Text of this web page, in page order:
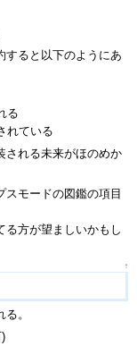
すると以下のようにあ
る
れている
される未来がほのめか
スモードの図鑑の項目
る方が望ましいかもし
↑
。